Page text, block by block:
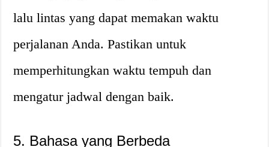
lalu lintas yang dapat memakan waktu
perjalanan Anda. Pastikan untuk
memperhitungkan waktu tempuh dan
mengatur jadwal dengan baik.
5. Bahasa yang Berbeda